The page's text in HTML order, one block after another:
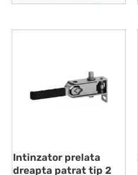
Intinzator prelata
dreapta patrat tip 2